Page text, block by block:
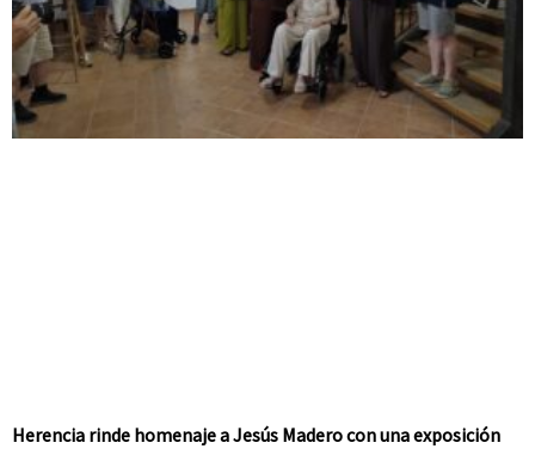
Herencia rinde homenaje a Jesús Madero con una exposición